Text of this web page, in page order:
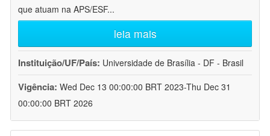
que atuam na APS/ESF...
leia mais
Instituição/UF/País: Universidade de Brasília - DF - Brasil
Vigência: Wed Dec 13 00:00:00 BRT 2023-Thu Dec 31
00:00:00 BRT 2026